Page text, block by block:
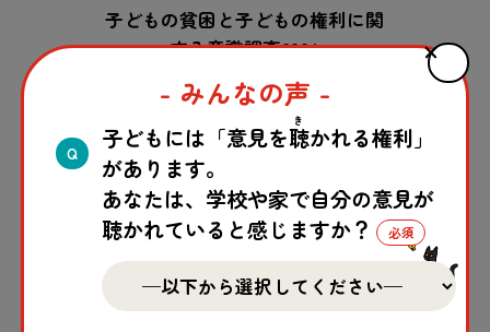
子 どもの貧困 と子 どもの権利に関
する意識調査2024
こうしてこの 記事 を読
んでくれている
さんのように、まず「
大切な一歩になります。
学校や地域で何かを決めるときに、
「このお金 は、どんな家庭の 子 どもでも える
- みんなの声 -
Q
子どもには「意見を聴
き
かれる権利」
があります。
あなたは、学校や家で自分の意見が
聴かれていると感じますか？